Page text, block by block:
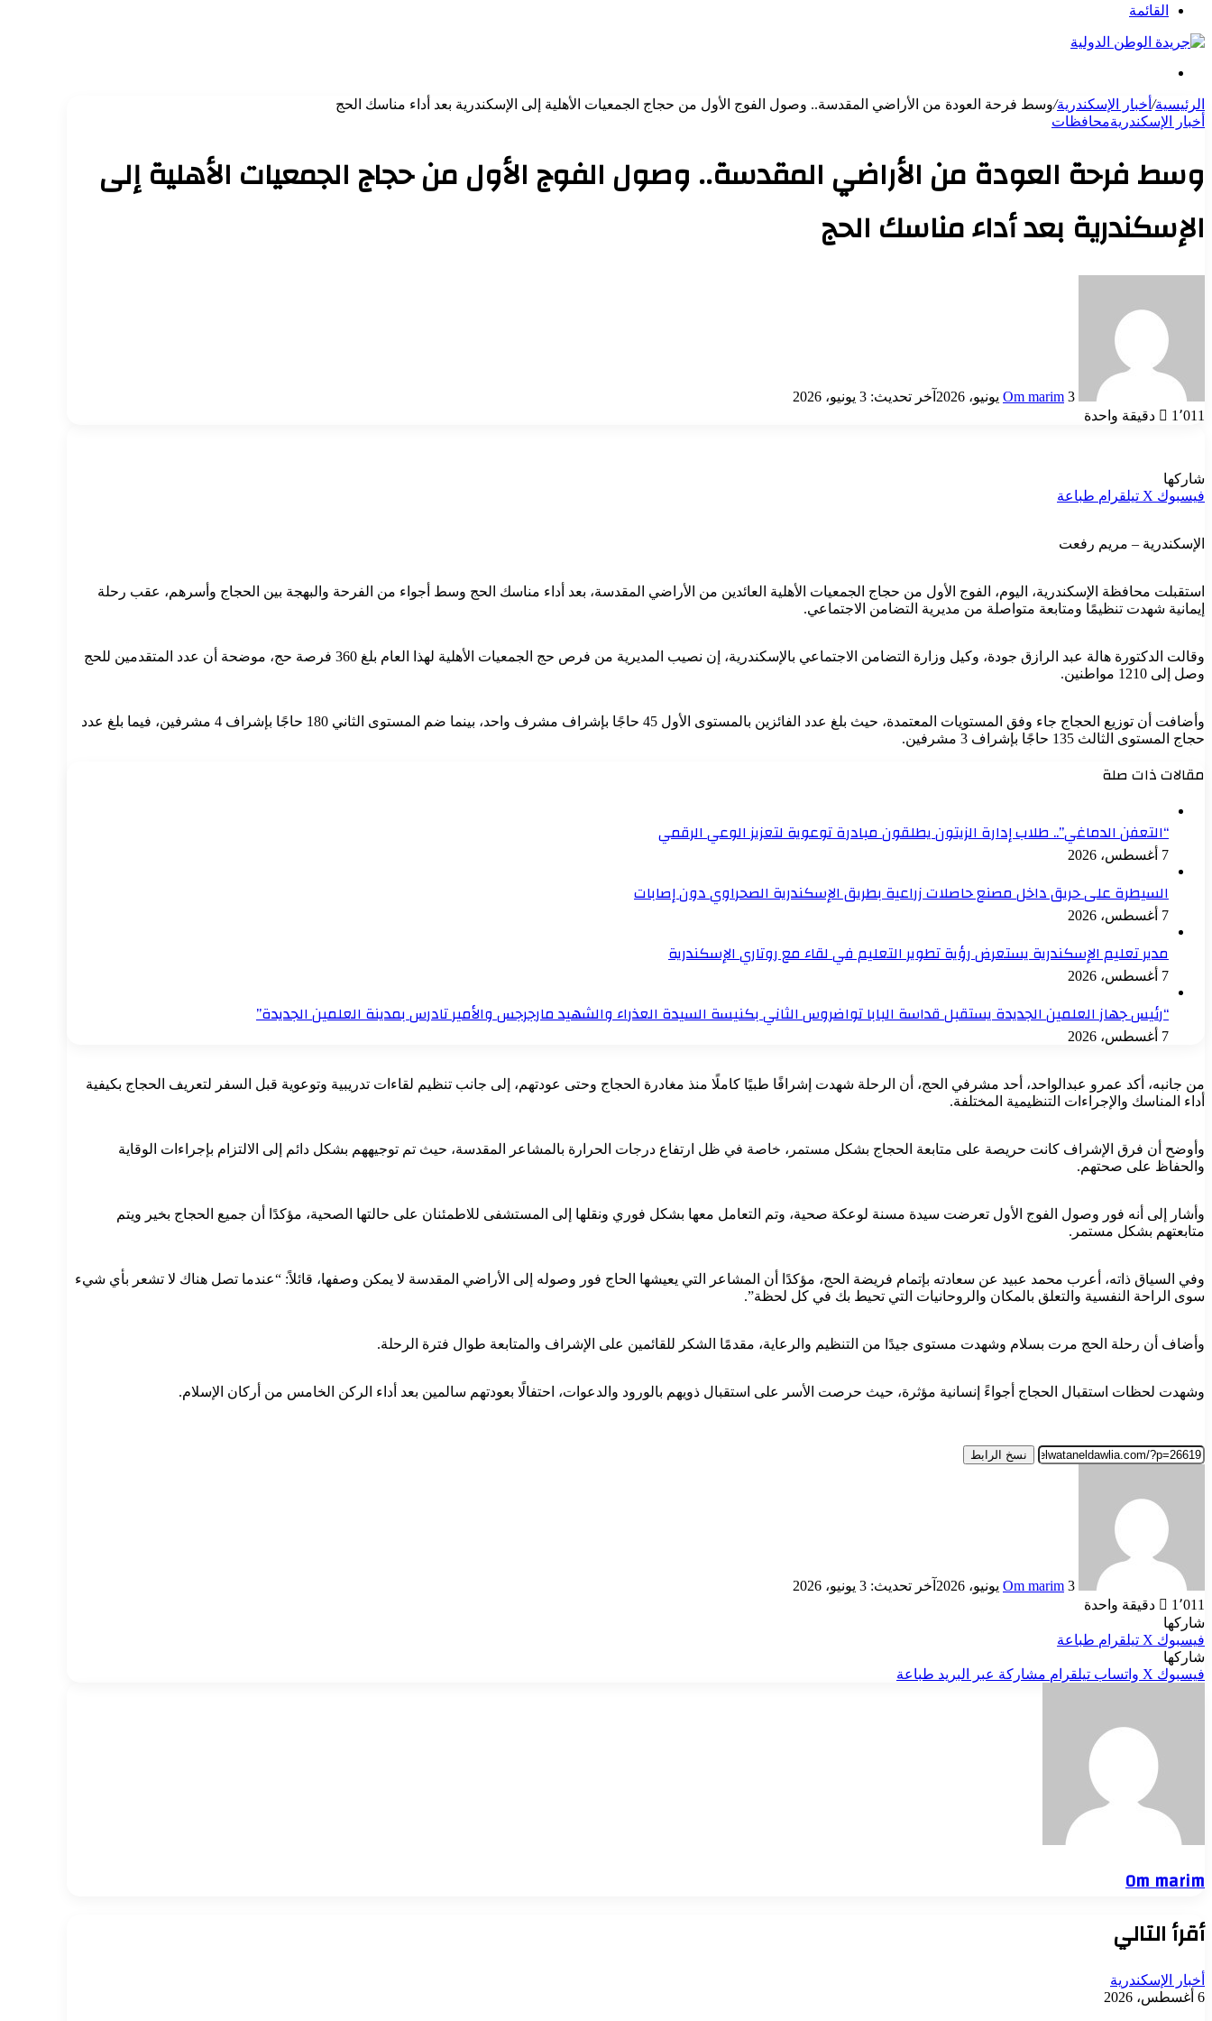
القائمة
الرئيسية/ أخبار الإسكندرية/وسط فرحة العودة من الأراضي المقدسة.. وصول الفوج الأول من حجاج الجمعيات الأهلية إلى الإسكندرية بعد أداء مناسك الحج
أخبار الإسكندريةمحافظات
وسط فرحة العودة من الأراضي المقدسة.. وصول الفوج الأول من حجاج الجمعيات الأهلية إلى
الإسكندرية بعد أداء مناسك الحج
Om marim 3 يونيو، 2026
آخر تحديث: 3 يونيو، 2026
1٬011
دقيقة واحدة
شاركها
فيسبوك ‫X تيلقرام طباعة
الإسكندرية – مريم رفعت
استقبلت محافظة الإسكندرية، اليوم، الفوج الأول من حجاج الجمعيات الأهلية العائدين من الأراضي المقدسة، بعد أداء مناسك الحج وسط أجواء من الفرحة والبهجة بين الحجاج وأسرهم، عقب رحلة
إيمانية شهدت تنظيمًا ومتابعة متواصلة من مديرية التضامن الاجتماعي.
وقالت الدكتورة هالة عبد الرازق جودة، وكيل وزارة التضامن الاجتماعي بالإسكندرية، إن نصيب المديرية من فرص حج الجمعيات الأهلية لهذا العام بلغ 360 فرصة حج، موضحة أن عدد المتقدمين للحج
وصل إلى 1210 مواطنين.
وأضافت أن توزيع الحجاج جاء وفق المستويات المعتمدة، حيث بلغ عدد الفائزين بالمستوى الأول 45 حاجًا بإشراف مشرف واحد، بينما ضم المستوى الثاني 180 حاجًا بإشراف 4 مشرفين، فيما بلغ عدد
حجاج المستوى الثالث 135 حاجًا بإشراف 3 مشرفين.
مقالات ذات صلة
“التعفن الدماغي”.. طلاب إدارة الزيتون يطلقون مبادرة توعوية لتعزيز الوعي الرقمي
7 أغسطس، 2026
السيطرة على حريق داخل مصنع حاصلات زراعية بطريق الإسكندرية الصحراوي دون إصابات
7 أغسطس، 2026
مدير تعليم الإسكندرية يستعرض رؤية تطوير التعليم في لقاء مع روتاري الإسكندرية
7 أغسطس، 2026
“رئيس جهاز العلمين الجديدة يستقبل قداسة البابا تواضروس الثاني بكنيسة السيدة العذراء والشهيد مارجرجس والأمير تادرس بمدينة العلمين الجديدة”
7 أغسطس، 2026
من جانبه، أكد عمرو عبدالواحد، أحد مشرفي الحج، أن الرحلة شهدت إشرافًا طبيًا كاملًا منذ مغادرة الحجاج وحتى عودتهم، إلى جانب تنظيم لقاءات تدريبية وتوعوية قبل السفر لتعريف الحجاج بكيفية
أداء المناسك والإجراءات التنظيمية المختلفة.
وأوضح أن فرق الإشراف كانت حريصة على متابعة الحجاج بشكل مستمر، خاصة في ظل ارتفاع درجات الحرارة بالمشاعر المقدسة، حيث تم توجيههم بشكل دائم إلى الالتزام بإجراءات الوقاية
والحفاظ على صحتهم.
وأشار إلى أنه فور وصول الفوج الأول تعرضت سيدة مسنة لوعكة صحية، وتم التعامل معها بشكل فوري ونقلها إلى المستشفى للاطمئنان على حالتها الصحية، مؤكدًا أن جميع الحجاج بخير ويتم
متابعتهم بشكل مستمر.
وفي السياق ذاته، أعرب محمد عبيد عن سعادته بإتمام فريضة الحج، مؤكدًا أن المشاعر التي يعيشها الحاج فور وصوله إلى الأراضي المقدسة لا يمكن وصفها، قائلاً: “عندما تصل هناك لا تشعر بأي شيء
سوى الراحة النفسية والتعلق بالمكان والروحانيات التي تحيط بك في كل لحظة”.
وأضاف أن رحلة الحج مرت بسلام وشهدت مستوى جيدًا من التنظيم والرعاية، مقدمًا الشكر للقائمين على الإشراف والمتابعة طوال فترة الرحلة.
وشهدت لحظات استقبال الحجاج أجواءً إنسانية مؤثرة، حيث حرصت الأسر على استقبال ذويهم بالورود والدعوات، احتفالًا بعودتهم سالمين بعد أداء الركن الخامس من أركان الإسلام.
نسخ الرابط
Om marim 3 يونيو، 2026
آخر تحديث: 3 يونيو، 2026
1٬011
دقيقة واحدة
شاركها
فيسبوك ‫X تيلقرام طباعة
شاركها
فيسبوك ‫X واتساب تيلقرام مشاركة عبر البريد طباعة
Om marim
أقرأ التالي
أخبار الإسكندرية
6 أغسطس، 2026